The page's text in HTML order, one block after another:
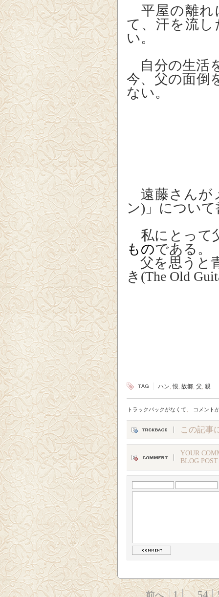
平屋の離れ
て、汗を流
い。
自分の生活
今、父の面倒
ない。
遠藤さんが
ン)」につい
私にとって
ものである。
父を思うと
き(The Old
ハン,恨, 故郷, 父, 親
トラックバックがなくて コメント
この記事
YOUR
BLOG POST
前へ 1 ... 54